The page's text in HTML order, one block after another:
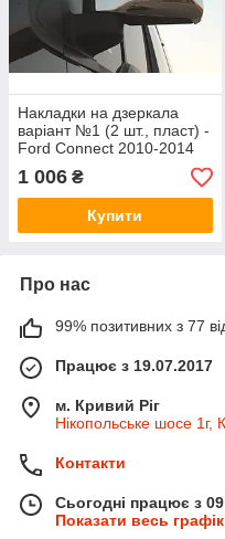
Накладки на дзеркала
варіант №1 (2 шт., пласт) -
Ford Connect 2010-2014
рр.
1 006 ₴
Купити
Про нас
99% позитивних з 77
Працює з 19.07.2017
м. Кривий Ріг
Нікопольське шосе 1г,
Контакти
Сьогодні працює з
Показати весь